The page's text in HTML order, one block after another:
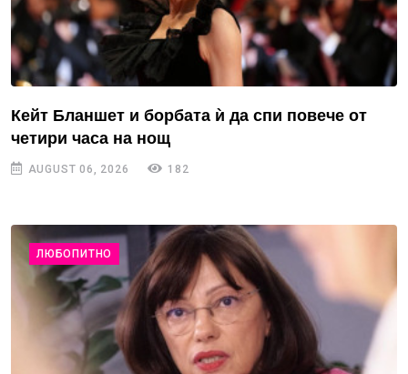
Кейт Бланшет и борбата ѝ да спи повече от
четири часа на нощ
AUGUST 06, 2026 182
ЛЮБОПИТНО